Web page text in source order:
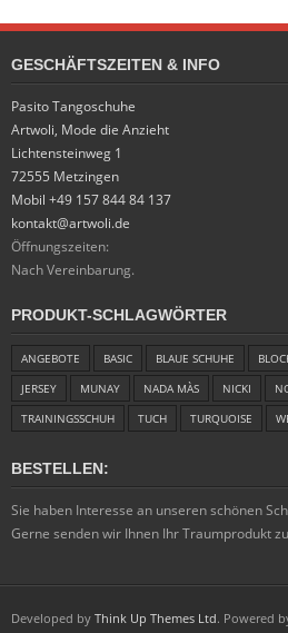
GESCHÄFTSZEITEN & INFO
Pasito Tangoschuhe
Artwoli, Mode die Anzieht
Lichtensteinweg 1
72555 Metzingen
Mobil +49 157 844 84 137
kontakt@artwoli.de
Öffnungszeiten:
Nach Vereinbarung.
PRODUKT-SCHLAGWÖRTER
ANGEBOTE BASIC BLAUE SCHUHE
JERSEY
MUNAY NADA MÀS NICKI
TRAININGSSCHUH
TUCH TURQUOISE
BESTELLEN:
Sie haben Interesse an unseren schönen
Gerne senden wir Ihnen Ihr Traumprodukt
Developed by Think Up Themes Ltd. Powered